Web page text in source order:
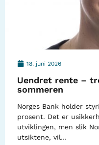
18. juni 2026
Uendret rente –
sommeren
Norges Bank holder
prosent. Det er
utviklingen, men slik
utsiktene, vil…